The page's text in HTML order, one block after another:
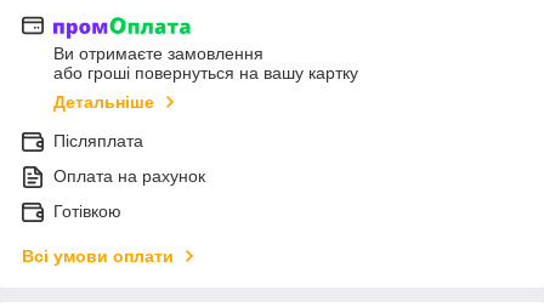
Ви отримаєте замовлення
або гроші повернуться на вашу картку
Детальніше
Післяплата
Оплата на рахунок
Готівкою
Всі умови оплати